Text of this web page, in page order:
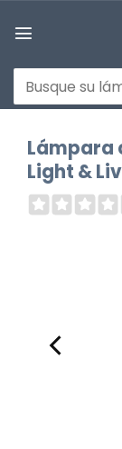
Buscar
por:
Lámpara
Light &